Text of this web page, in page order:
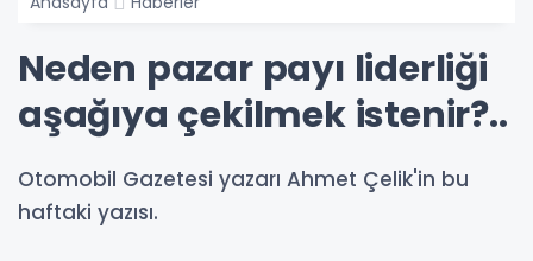
Neden pazar payı liderliği
aşağıya çekilmek istenir?..
Otomobil Gazetesi yazarı Ahmet Çelik'in bu
haftaki yazısı.